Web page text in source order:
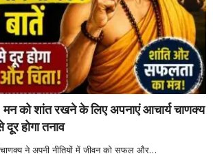
को शांत रखने के लिए अपनाएं आचार्य चाणक्य
होगा तनाव
ने अपनी नीतियों में जीवन को सफल और…